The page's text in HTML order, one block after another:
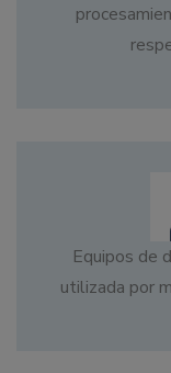
Equipos de
utilizada por